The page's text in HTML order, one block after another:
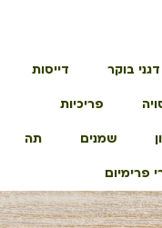
דגני בוקר דייסות
פריכיות
שמנים תה
פרימיום